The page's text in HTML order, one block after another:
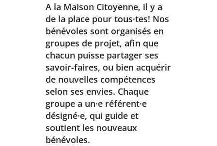
A la Maison Citoyenne, il y a
de la place pour tous·tes! Nos
bénévoles sont organisés en
groupes de projet, afin que
chacun puisse partager ses
savoir-faires, ou bien acquérir
de nouvelles compétences
selon ses envies. Chaque
groupe a un·e référent·e
désigné·e, qui guide et
soutient les nouveaux
bénévoles.